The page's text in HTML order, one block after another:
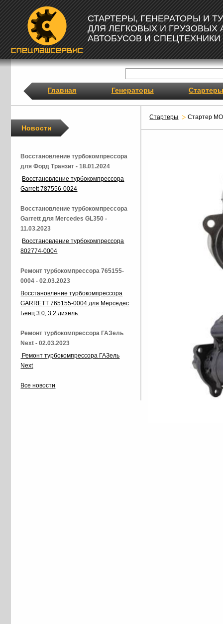
СТАРТЕРЫ, ГЕНЕРАТОРЫ И
ДЛЯ ЛЕГКОВЫХ И ГРУЗОВЫХ
АВТОБУСОВ И СПЕЦТЕХНИКИ
Главная Генераторы Стартеры
Стартеры Стартер
Новости
Восстановление турбокомпрессора
для Форд Транзит - 18.01.2024
Восстановление турбокомпрессора
Garrett 787556-0024
Восстановление турбокомпрессора
Garrett для Mercedes GL350 -
11.03.2023
Восстановление турбокомпрессора
802774-0004
Ремонт турбокомпрессора 765155-
0004 - 02.03.2023
Восстановление турбокомпрессора
GARRETT 765155-0004 для Мерседес
Бенц 3.0, 3.2 дизель
Ремонт турбокомпрессора ГАЗель
Next - 02.03.2023
Ремонт турбокомпрессора ГАЗель
Next
Все новости